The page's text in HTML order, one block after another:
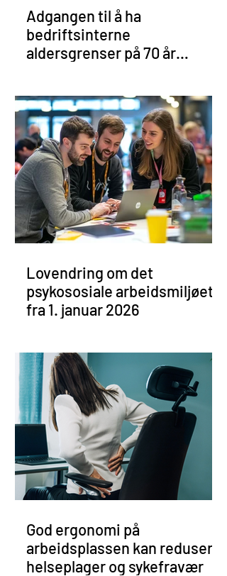
Adgangen til å ha
bedriftsinterne
aldersgrenser på 70 år
Lovendring om det
psykososiale arbeidsmiljøet
fra 1. januar 2026
God ergonomi på
arbeidsplassen kan redusere
helseplager og sykefravær